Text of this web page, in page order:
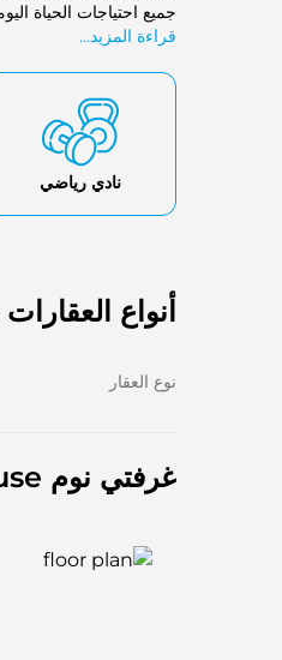
جميع احتياجات الحياة
قراءة المزيد...
نادي رياضي
أنواع
نوع العقار
غرفتي نوم Townhouse